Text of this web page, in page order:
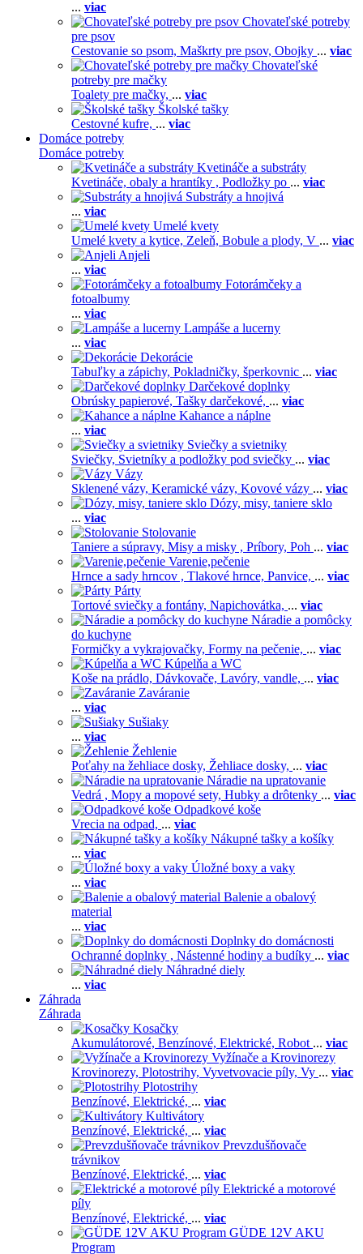
... viac
Chovateľské potreby
pre psov
Cestovanie so psom, Maškrty pre psov, Obojky ... viac
Chovateľské
potreby pre mačky
Toalety pre mačky, ... viac
Školské tašky
Cestovné kufre, ... viac
Domáce potreby
Domáce potreby
Kvetináče a substráty
Kvetináče, obaly a hrantíky , Podložky po ... viac
Substráty a hnojivá
... viac
Umelé kvety
Umelé kvety a kytice, Zeleň, Bobule a plody, V ... viac
Anjeli
... viac
Fotorámčeky a
fotoalbumy
... viac
Lampáše a lucerny
... viac
Dekorácie
Tabuľky a zápichy, Pokladničky, šperkovnic ... viac
Darčekové doplnky
Obrúsky papierové, Tašky darčekové, ... viac
Kahance a náplne
... viac
Sviečky a svietniky
Sviečky, Svietníky a podložky pod sviečky ... viac
Vázy
Sklenené vázy, Keramické vázy, Kovové vázy ... viac
Dózy, misy, taniere sklo
... viac
Stolovanie
Taniere a súpravy, Misy a misky , Príbory, Poh ... viac
Varenie,pečenie
Hrnce a sady hrncov , Tlakové hrnce, Panvice, ... viac
Párty
Tortové sviečky a fontány, Napichovátka, ... viac
Náradie a pomôcky
do kuchyne
Formičky a vykrajovačky, Formy na pečenie, ... viac
Kúpelňa a WC
Koše na prádlo, Dávkovače, Lavóry, vandle, ... viac
Zaváranie
... viac
Sušiaky
... viac
Žehlenie
Poťahy na žehliace dosky, Žehliace dosky, ... viac
Náradie na upratovanie
Vedrá , Mopy a mopové sety, Hubky a drôtenky ... viac
Odpadkové koše
Vrecia na odpad, ... viac
Nákupné tašky a košíky
... viac
Úložné boxy a vaky
... viac
Balenie a obalový
material
... viac
Doplnky do domácnosti
Ochranné doplnky , Nástenné hodiny a budíky ... viac
Náhradné diely
... viac
Záhrada
Záhrada
Kosačky
Akumulátorové, Benzínové, Elektrické, Robot ... viac
Vyžínače a Krovinorezy
Krovinorezy, Plotostrihy, Vyvetvovacie píly, Vy ... viac
Plotostrihy
Benzínové, Elektrické, ... viac
Kultivátory
Benzínové, Elektrické, ... viac
Prevzdušňovače
trávnikov
Benzínové, Elektrické, ... viac
Elektrické a motorové
píly
Benzínové, Elektrické, ... viac
GÜDE 12V AKU
Program